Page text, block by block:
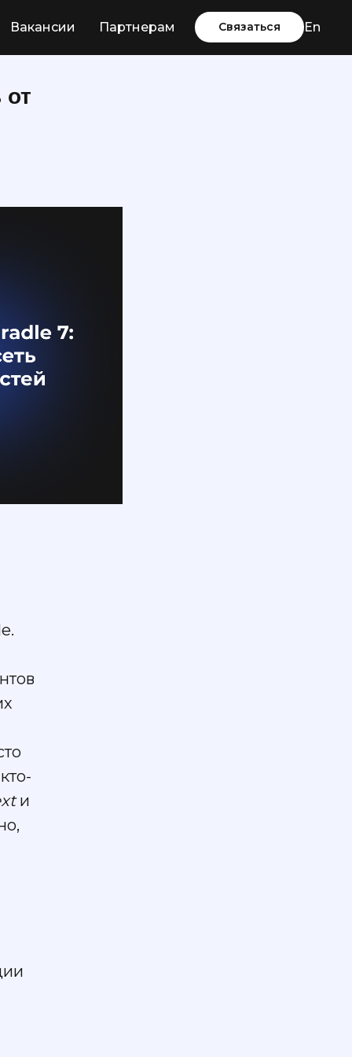
Вакансии Партнерам Связаться En
от
и